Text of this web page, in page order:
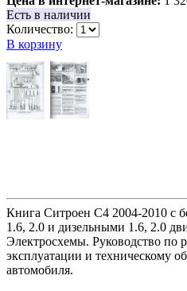
Есть в наличии
Количество:
В корзину
Книга Ситроен С4 2004-2010 с
1.6, 2.0 и дизельными 1.6, 2.0
Электросхемы. Руководство по
эксплуатации и техническому
автомобиля.